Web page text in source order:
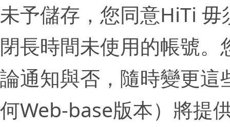
未予儲存，您同意HiTi
閉長時間未使用的帳號
論通知與否，隨時變更
何Web-base版本）將提